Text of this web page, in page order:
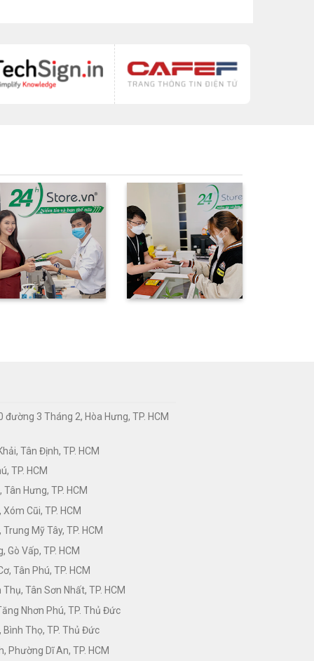
đường 3 Tháng 2, Hòa Hưng, TP. HCM
Tân Định, TP. HCM
TP. HCM
Hưng, TP. HCM
Cũi, TP. HCM
Mỹ Tây, TP. HCM
Gò Vấp, TP. HCM
Tân Phú, TP. HCM
Tân Sơn Nhất, TP. HCM
Nhơn Phú, TP. Thủ Đức
Thọ, TP. Thủ Đức
Phường Dĩ An, TP. HCM